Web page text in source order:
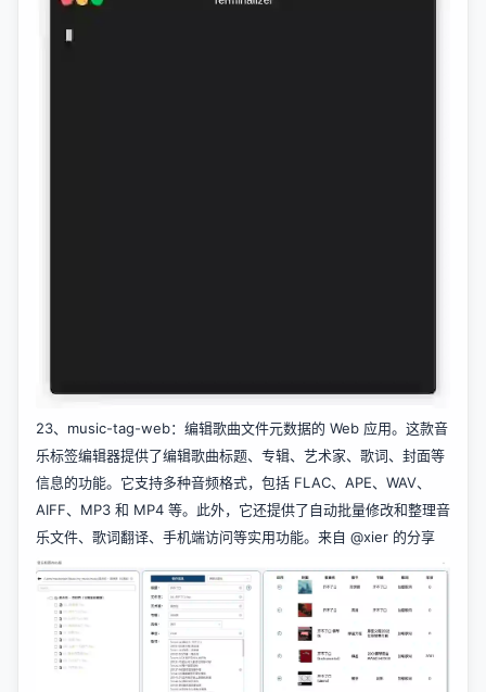
23、 music-tag-web：编辑歌曲文件元数据的 Web 应用。这款音
乐标签编辑器提供了编辑歌曲标题、专辑、艺术家、歌词、封面等
信息的功能。它支持多种音频格式，包括 FLAC、APE、WAV、
AIFF、MP3 和 MP4 等。此外，它还提供了自动批量修改和整理音
乐文件、歌词翻译、手机端访问等实用功能。来自 @xier 的分享